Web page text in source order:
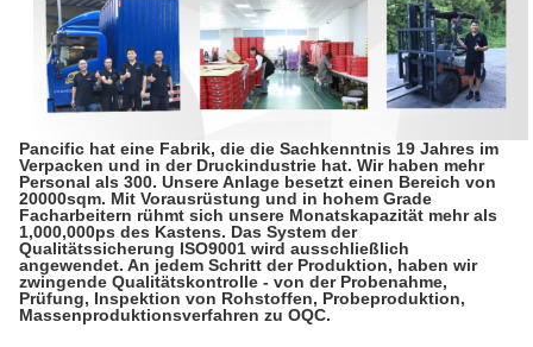
Pancific hat eine Fabrik, die die Sachkenntnis 19 Jahres im
Verpacken und in der Druckindustrie hat. Wir haben mehr
Personal als 300. Unsere Anlage besetzt einen Bereich von
20000sqm. Mit Vorausrüstung und in hohem Grade
Facharbeitern rühmt sich unsere Monatskapazität mehr als
1,000,000ps des Kastens. Das System der
Qualitätssicherung ISO9001 wird ausschließlich
angewendet. An jedem Schritt der Produktion, haben wir
zwingende Qualitätskontrolle - von der Probenahme,
Prüfung, Inspektion von Rohstoffen, Probeproduktion,
Massenproduktionsverfahren zu OQC.